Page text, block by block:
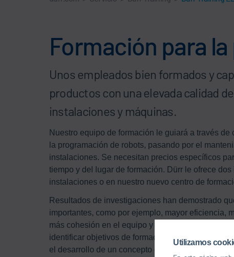
Utilizamos
Formación para
Unos empleados bien formados y
productos con una elevada calidad
instalaciones y máquinas.
Nuestro equipo de formación le guiará a través
la programación de robots, pasando por el
instalaciones. Se necesitan precios específicos
tiempo y del lugar de formación. Dürr le ofrece
instalaciones o en nuestro nuevo centro de
Resultados de investigaciones han demostrado
importantes, como por ejemplo, mayor eficiencia,
más cohesión en el equipo y un mayor
identificar objetivos de formación. Nuestro
el desarrollo de un concepto de formación que se